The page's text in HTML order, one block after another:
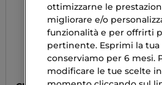
ottimizzarne le
migliorare e/o
funzionalità e per offrirti
pertinente. Esprimi la tua
conserviamo per 6 mesi.
modificare le tue scelte